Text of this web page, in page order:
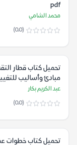
pdf
محمد الشامي
(0.0)
تحميل كتاب قطار
مبادئ وأساليب
الشخصي pdf
عبد الكريم بكار
(0.0)
تحميل كتاب خطوات